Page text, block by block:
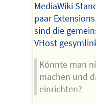
MediaWiki
paar
sind die
VHost
Könnte man
machen und
einrichten?